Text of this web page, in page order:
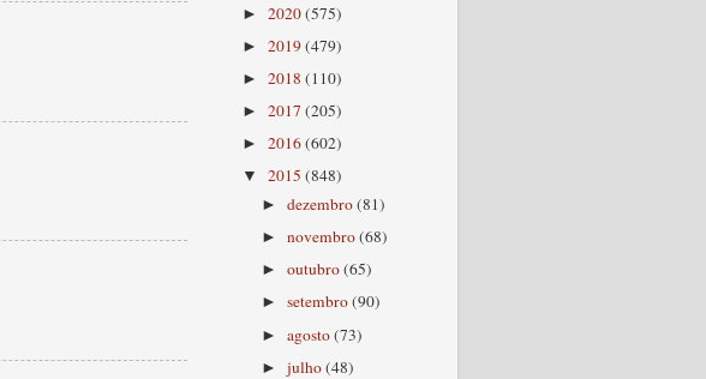
► 2020(575)
► 2019(479)
► 2018 (110)
► 2017 (205)
► 2016(602)
▼ 2015 (848)
►dezembro(81)
►novembro(68)
►outubro(65)
►setembro(90)
►agosto(73)
►julho(48)